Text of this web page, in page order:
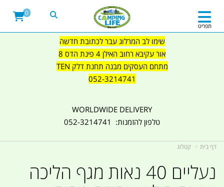
שימו לב המרלוג עבר לכתובת חדשה
אור עקיבא רחוב האילן 4 פינת הדס 8
מתחם העסקים מבנה תחנת דלק TEN
052-3214741
WORLDWIDE DELIVERY
טלפון להזמנות: 052-3214741
תפריט
0
דף בית קטלוג
נעליים 40 נאות מגף הליכה